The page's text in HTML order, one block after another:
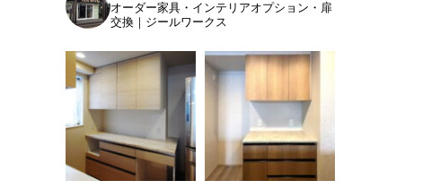
オーダー家具・インテリアオプション・扉
交換｜ジールワークス